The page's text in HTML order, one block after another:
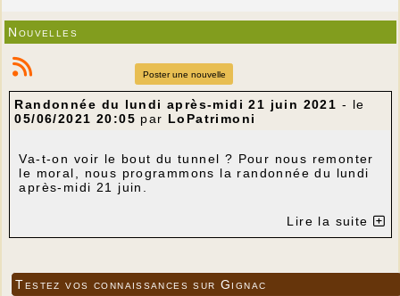
Nouvelles
Poster une nouvelle
Randonnée du lundi après-midi 21 juin 2021 - le
05/06/2021 20:05 par LoPatrimoni
Va-t-on voir le bout du tunnel ? Pour nous remonter
le moral, nous programmons la randonnée du lundi
après-midi 21 juin.
Rendez-vous devant la bibliothèque à 14 h.
Regroupement aux Genestes à 14 h 15.
Distance : 9,5 km
Dénivelé positif 120 m.
Lire la suite
Testez vos connaissances sur Gignac